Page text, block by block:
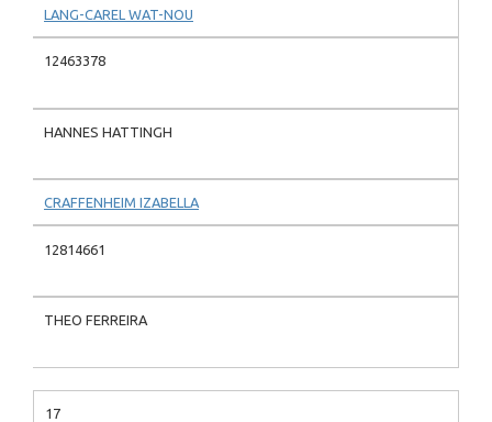
LANG-CAREL WAT-NOU
12463378
HANNES HATTINGH
CRAFFENHEIM IZABELLA
12814661
THEO FERREIRA
17